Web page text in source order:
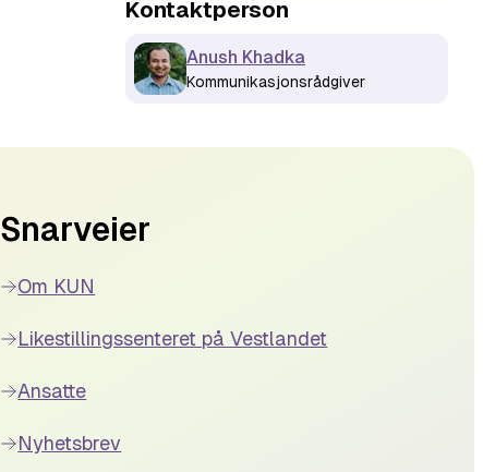
Kontaktperson
Anush Khadka
Kommunikasjonsrådgiver
Snarveier
Om KUN
Likestillingssenteret på Vestlandet
Ansatte
Nyhetsbrev